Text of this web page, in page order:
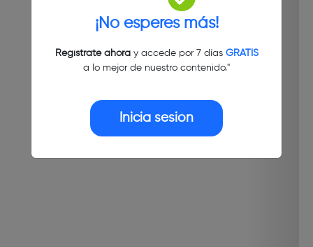
¡No esperes más!
Regístrate ahoray accede por 7 días GRATIS
a lo mejor de nuestro contenido."
Inicia sesión